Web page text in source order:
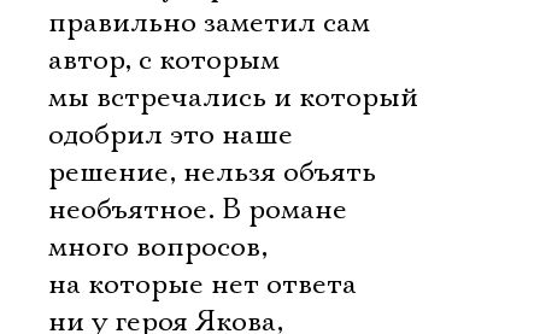
правильно заметил сам
автор, с которым
мы встречались и который
одобрил это наше
решение, нельзя объять
необъятное. В романе
много вопросов,
на которые нет ответа
ни у героя Якова,